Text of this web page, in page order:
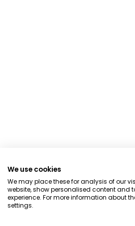
We use cookies
We may place these for analysis of our
website, show personalised content and
experience. For more information about
settings.